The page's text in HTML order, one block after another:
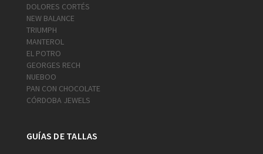
DOLORES CORTÉS
NEW BALANCE
TRIUMPH
MANTEROL
EL POTRO
GEORGES RECH
NUEBOO
PAN CON CHOCOLATE
CÓRDOBA JEWELS
GUÍAS DE TALLAS